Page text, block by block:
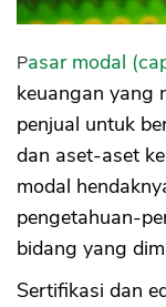
Pasar modal
keuangan yang
penjual untuk
dan aset-aset
modal
pengetahuan-
bidang yang
Sertifikasi dan